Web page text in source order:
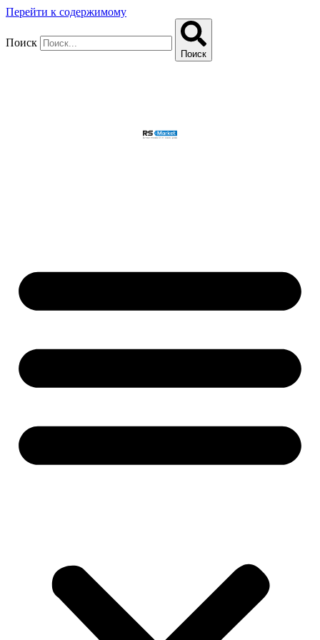
Перейти к содержимому
Поиск
Поиск